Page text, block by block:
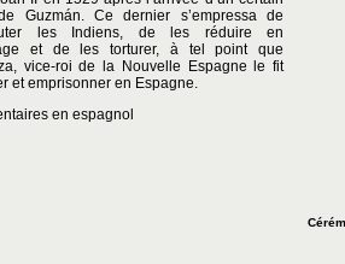
Guzmán. Ce dernier s’empressa de
les Indiens, de les réduire en
et de les torturer, à tel point que
vice-roi de la Nouvelle Espagne le fit
et emprisonner en Espagne.
en espagnol